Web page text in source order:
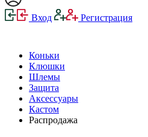
Вход Регистрация
Коньки
Клюшки
Шлемы
Защита
Аксессуары
Кастом
Распродажа